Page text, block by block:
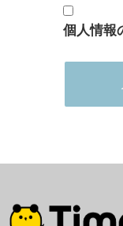
個人情報